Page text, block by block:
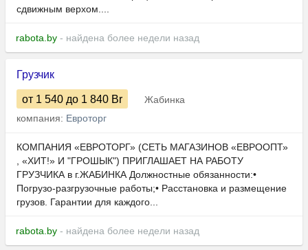
сдвижным верхом....
rabota.by - найдена более недели назад
Грузчик
от 1 540 до 1 840 Br
Жабинка
компания: Евроторг
КОМПАНИЯ «ЕВРОТОРГ» (СЕТЬ МАГАЗИНОВ «ЕВРООПТ»
, «ХИТ!» И "ГРОШЫК") ПРИГЛАШАЕТ НА РАБОТУ
ГРУЗЧИКА в г.ЖАБИНКА Должностные обязанности:•
Погрузо-разгрузочные работы;• Расстановка и размещение
грузов. Гарантии для каждого...
rabota.by - найдена более недели назад